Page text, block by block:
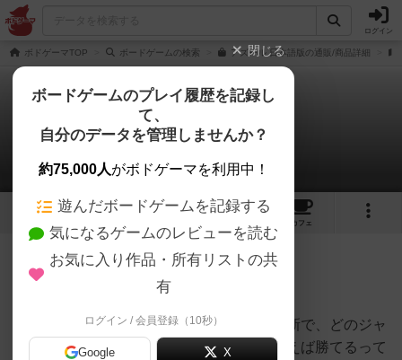
ログイン
ボドゲーマTOP ボードゲームの検索 アズール 日本語版の通販/商品詳細
アズール
リンクス川越事業所さんのレビュー
33 7 93
カフェ
287名 0名 0 6年弱前
タイルを並べてその得点を競うゲーム。斬新で、どのジャ
ンルとも似つかない。たくさんタイルを拾えば勝てるって
閉じる
ボードゲームのプレイ履歴を記録し
て、
自分のデータを管理しませんか？
約75,000人がボドゲーマを利用中！
遊んだボードゲームを記録する
気になるゲームのレビューを読む
お気に入り作品・所有リストの共
有
ログイン / 会員登録（10秒）
Google X